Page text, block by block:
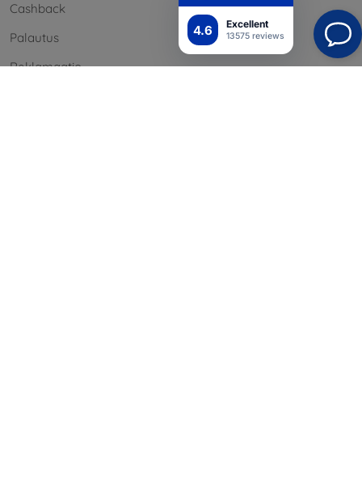
4.6 Excellent
13575 reviews
Cashback
Palautus
Reklamaatio